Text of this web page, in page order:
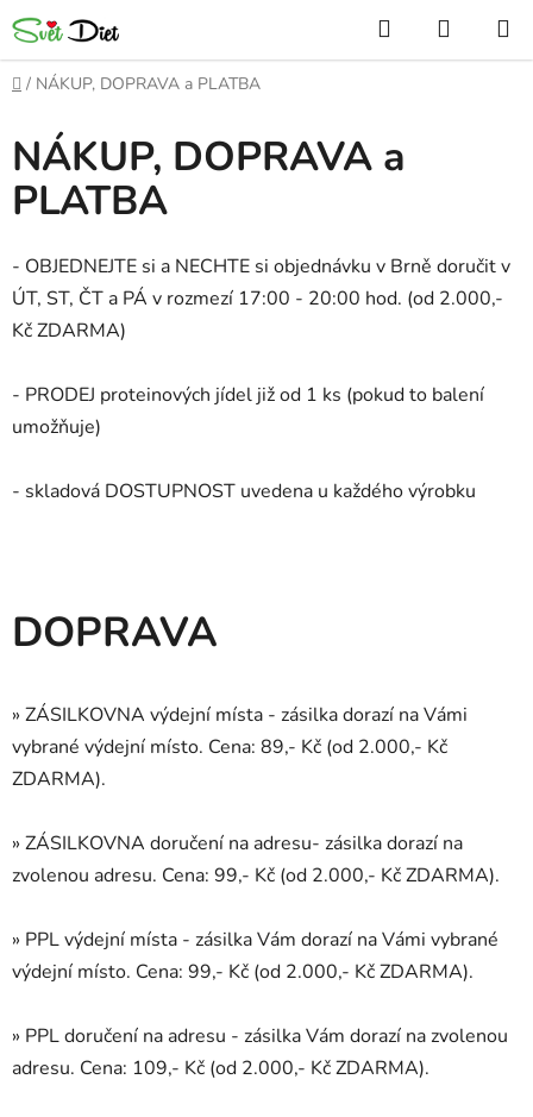
Přejít
na
obsah
Hledat
KOŠÍK
Domů
/ NÁKUP, DOPRAVA a PLATBA
NÁKUP, DOPRAVA a
PLATBA
- OBJEDNEJTE si a NECHTE si objednávku v Brně doručit v
ÚT, ST, ČT a PÁ v rozmezí 17:00 - 20:00 hod. (od 2.000,-
Kč ZDARMA)
- PRODEJ proteinových jídel již od 1 ks (pokud to balení
umožňuje)
- skladová DOSTUPNOST uvedena u každého výrobku
DOPRAVA
» ZÁSILKOVNA výdejní místa - zásilka dorazí na Vámi
vybrané výdejní místo. Cena: 89,- Kč (od 2.000,- Kč
ZDARMA).
» ZÁSILKOVNA doručení na adresu- zásilka dorazí na
zvolenou adresu. Cena: 99,- Kč (od 2.000,- Kč ZDARMA).
» PPL výdejní místa - zásilka Vám dorazí na Vámi vybrané
výdejní místo. Cena: 99,- Kč (od 2.000,- Kč ZDARMA).
» PPL doručení na adresu - zásilka Vám dorazí na zvolenou
adresu. Cena: 109,- Kč (od 2.000,- Kč ZDARMA).